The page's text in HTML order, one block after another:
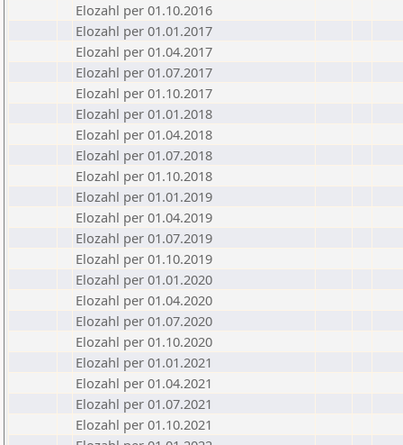
Elozahl per 01.10.2016
Elozahl per 01.01.2017
Elozahl per 01.04.2017
Elozahl per 01.07.2017
Elozahl per 01.10.2017
Elozahl per 01.01.2018
Elozahl per 01.04.2018
Elozahl per 01.07.2018
Elozahl per 01.10.2018
Elozahl per 01.01.2019
Elozahl per 01.04.2019
Elozahl per 01.07.2019
Elozahl per 01.10.2019
Elozahl per 01.01.2020
Elozahl per 01.04.2020
Elozahl per 01.07.2020
Elozahl per 01.10.2020
Elozahl per 01.01.2021
Elozahl per 01.04.2021
Elozahl per 01.07.2021
Elozahl per 01.10.2021